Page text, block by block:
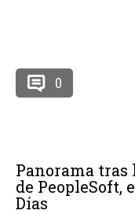
0
Panorama tras
de PeopleSoft,
Días